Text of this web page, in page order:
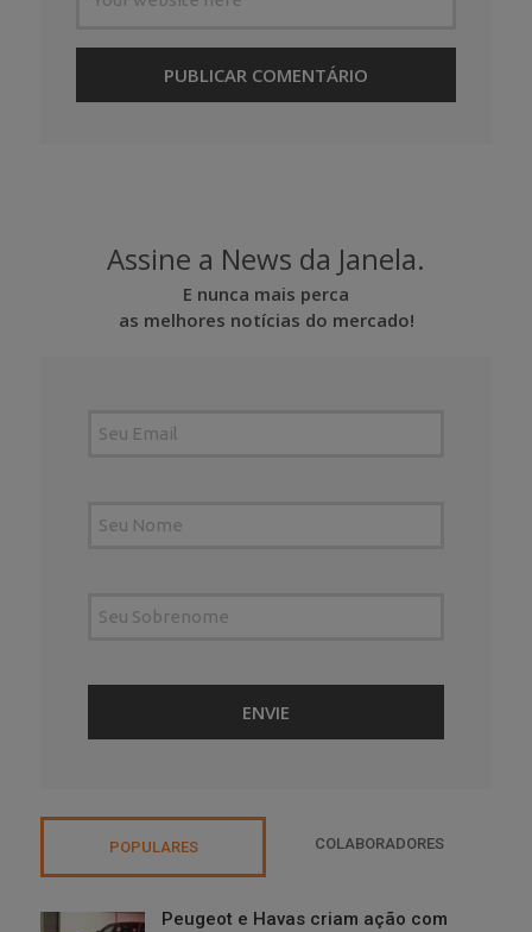
Assine a News da Janela.
E nunca mais perca
as melhores notícias do mercado!
POPULARES COLABORADORES
Peugeot e Havas criam ação com